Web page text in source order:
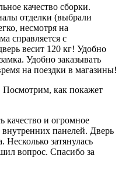
качество сборки.
отделки (выбрали
несмотря на
справляется с
весит 120 кг! Удобно
Удобно заказывать
на поездки в магазины!
как покажет
качество и огромное
панелей. Дверь
Несколько затянулась
вопрос. Спасибо за